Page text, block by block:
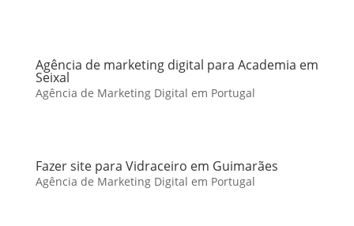
Agência de marketing digital para Academia em
Seixal
Agência de Marketing Digital em Portugal
Fazer site para Vidraceiro em Guimarães
Agência de Marketing Digital em Portugal